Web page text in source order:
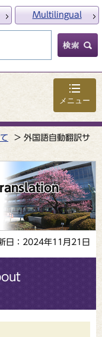
メニュー
Multilingual
外国語自動翻訳サ
日：2024年11月21日